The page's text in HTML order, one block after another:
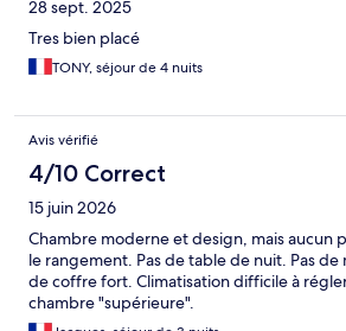
28 sept. 2025
Tres bien placé
TONY, séjour de 4 nuits
Avis vérifié
4/10 Correct
15 juin 2026
Chambre moderne et design, mais aucun
le rangement. Pas de table de nuit. Pas de
de coffre fort. Climatisation difficile à
chambre "supérieure".